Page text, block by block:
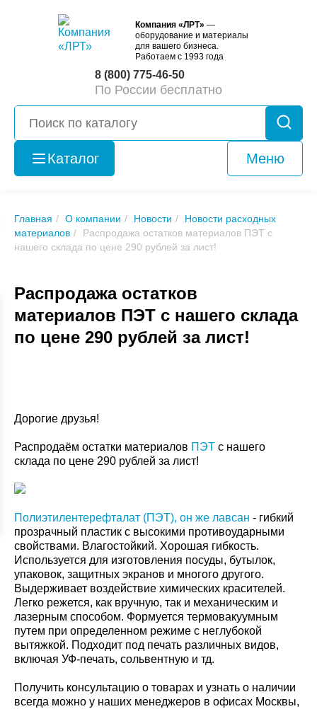
Компания «ЛРТ» —
оборудование и материалы
для вашего бизнеса.
Работаем с 1993 года
8 (800) 775-46-50
По России бесплатно
Каталог Меню
Оборудование
б/у
Главная О компании Новости
Новости расходных
материалов
Распродажа остатков материалов ПЭТ с
нашего склада по цене 290 рублей за лист!
Распродажа остатков
материалов ПЭТ с нашего склада
по цене 290 рублей за лист!
Дорогие друзья!
Распродаём остатки материалов ПЭТ с нашего
склада по цене 290 рублей за лист!
Полиэтилентерефталат (ПЭТ), он же лавсан - гибкий
прозрачный пластик с высокими противоударными
свойствами. Влагостойкий. Хорошая гибкость.
Используется для изготовления посуды, бутылок,
упаковок, защитных экранов и многого другого.
Выдерживает воздействие химических красителей.
Легко режется, как вручную, так и механическим и
лазерным способом. Формуется термовакуумным
путем при определенном режиме с неглубокой
вытяжкой. Подходит под печать различных видов,
включая УФ-печать, сольвентную и тд.
Получить консультацию о товарах и узнать о наличии
всегда можно у наших менеджеров в офисах Москвы,